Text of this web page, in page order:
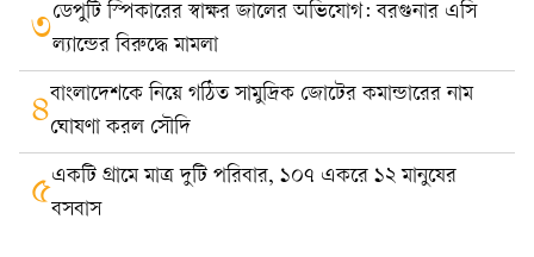
৩ডেপুটি স্পিকারের স্বাক্ষর জালের অভিযোগ: বরগুনার এসি
ল্যান্ডের বিরুদ্ধে মামলা
৪বাংলাদেশকে নিয়ে গঠিত সামুদ্রিক জোটের কমান্ডারের নাম
ঘোষণা করল সৌদি
৫একটি গ্রামে মাত্র দুটি পরিবার, ১০৭ একরে ১২ মানুষের
বসবাস